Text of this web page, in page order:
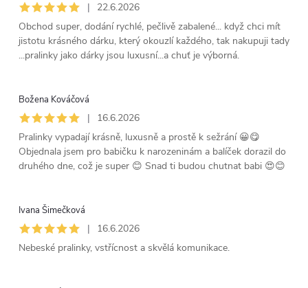
|
22.6.2026
Obchod super, dodání rychlé, pečlivě zabalené... když chci mít
jistotu krásného dárku, který okouzlí každého, tak nakupuji tady
...pralinky jako dárky jsou luxusní...a chuť je výborná.
Božena Kováčová
|
16.6.2026
Pralinky vypadají krásně, luxusně a prostě k sežrání 😀😋
Objednala jsem pro babičku k narozeninám a balíček dorazil do
druhého dne, což je super 😊 Snad ti budou chutnat babi 😍😊
Ivana Šimečková
|
16.6.2026
Nebeské pralinky, vstřícnost a skvělá komunikace.